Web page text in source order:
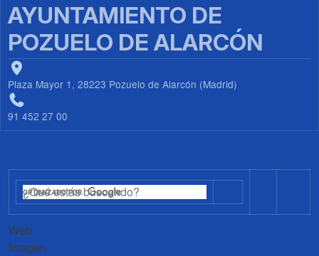
AYUNTAMIENTO DE
POZUELO DE ALARCÓN
Plaza Mayor 1, 28223 Pozuelo de Alarcón (Madrid)
91 452 27 00
Web
Imagen